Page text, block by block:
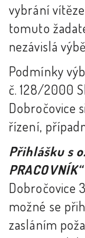
vybrání
tomuto
nezávislá
Podmínky
č. 128/2000
Dobročovice
řízení,
Přihlášku s
PRACOVNÍK“
Dobročovice
možné se
zasláním